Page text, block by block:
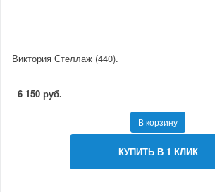
Виктория Стеллаж (440).
6 150 руб.
В корзину
КУПИТЬ В 1 КЛИК